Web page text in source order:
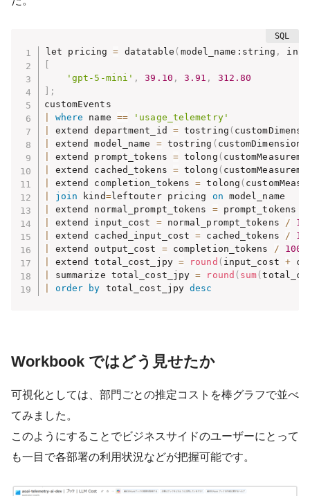
let pricing = datatable ( model_name:string ,
'gpt-5-mini' , 39.10 , 3.91 ,
312.80
;
where name ==
'usage_telemetry'
extend department_id = tostring (
extend model_name = tostring ( customDimensions
extend prompt_tokens = tolong (
extend cached_tokens = tolong (
extend completion_tokens = tolong (
join kind=leftouter pricing on
extend normal_prompt_tokens = prompt_tokens
extend input_cost = normal_prompt_tokens /
extend cached_input_cost = cached_tokens /
extend output_cost = completion_tokens /
extend total_cost_jpy = round ( input_cost +
summarize total_cost_jpy = round ( sum(
order by total_cost_jpy desc
Workbook ではどう見せたか
可視化としては、部門ごとの推定コストを棒グラフで並べ
てみました。
このようにすることでビジネスサイドのユーザーにとって
も一目で各部署の利用状況などが把握可能です。